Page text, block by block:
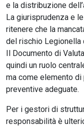
e la distribuzione
La giurisprudenza e
ritenere che la
del rischio Legionella
Il Documento di
quindi un ruolo
ma come elemento di
preventive adeguate.
Per i gestori di
responsabilità è